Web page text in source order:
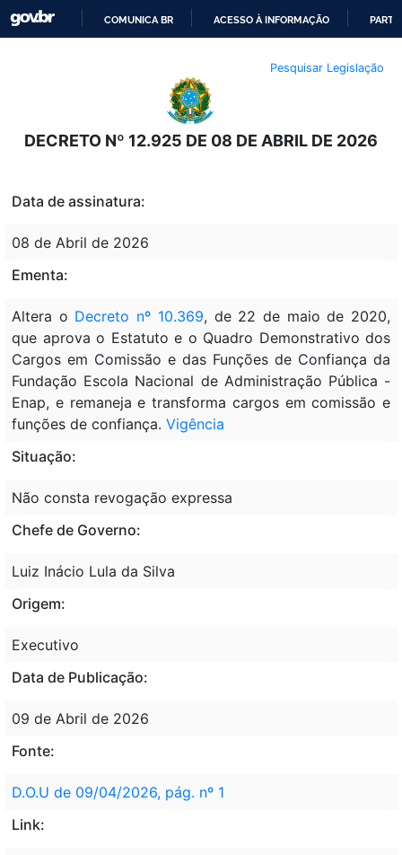
O
CONTEÚDO
COMUNICA BR ACESSO À INFORMAÇÃO
Pesquisar Legislação
DECRETO Nº 12.925 DE 08 DE ABRIL DE 2026
Data de assinatura:
08 de Abril de 2026
Ementa:
Altera o Decreto nº 10.369, de 22 de maio de 2020,
que aprova o Estatuto e o Quadro Demonstrativo dos
Cargos em Comissão e das Funções de Confiança da
Fundação Escola Nacional de Administração Pública -
Enap, e remaneja e transforma cargos em comissão e
funções de confiança. Vigência
Situação:
Não consta revogação expressa
Chefe de Governo:
Luiz Inácio Lula da Silva
Origem:
Executivo
Data de Publicação:
09 de Abril de 2026
Fonte:
D.O.U de 09/04/2026, pág. nº 1
Link: